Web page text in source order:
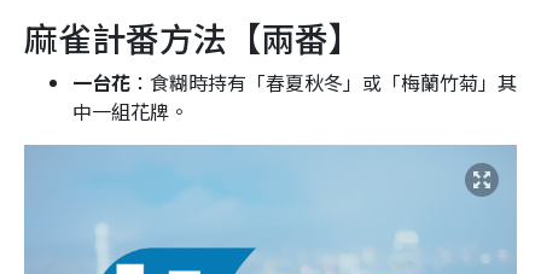
麻雀計番方法【兩番】
一台花 ：食糊時持有「春夏秋冬」或「梅蘭竹菊」其
中一組花牌。